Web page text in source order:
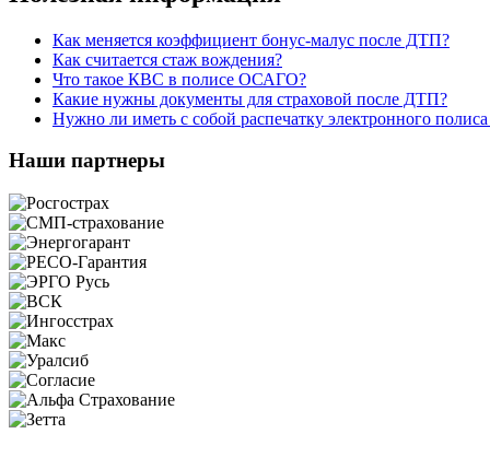
Как меняется коэффициент бонус-малус после ДТП?
Как считается стаж вождения?
Что такое КВС в полисе ОСАГО?
Какие нужны документы для страховой после ДТП?
Нужно ли иметь с собой распечатку электронного
Наши партнеры